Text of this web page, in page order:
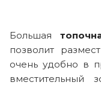
Большая
позволит
очень удобно в
вместительный